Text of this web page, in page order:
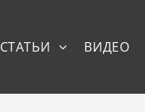
СТАТЬИ ВИДЕО